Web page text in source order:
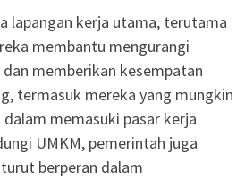
lapangan kerja utama, terutama
membantu mengurangi
memberikan kesempatan
termasuk mereka yang mungkin
memasuki pasar kerja
UMKM, pemerintah juga
berperan dalam